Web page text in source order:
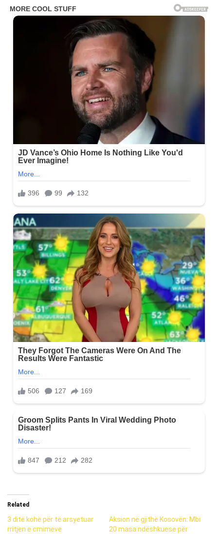
Related
3 ditë kohë për të arsyetuar
rritjen e cmimeve
Aksion në gjithë Kosovën: Mbi
20 masa ndëshkuese për